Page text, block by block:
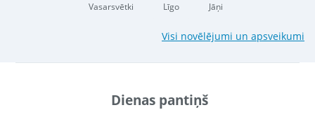
Vasarsvētki Līgo Jāņi
Visi novēlējumi un apsveikumi
Dienas pantiņš